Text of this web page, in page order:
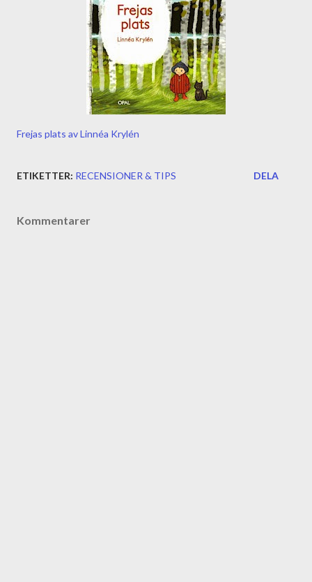
Frejas plats av Linnéa Krylén
ETIKETTER: RECENSIONER & TIPS DELA
Kommentarer